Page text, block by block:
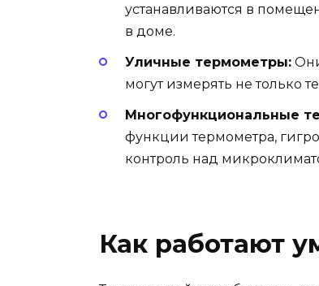
устанавливаются в
в доме.
Уличные термометры:
могут измерять не только
Многофункциональные
функции термометра,
контроль над
Как работают